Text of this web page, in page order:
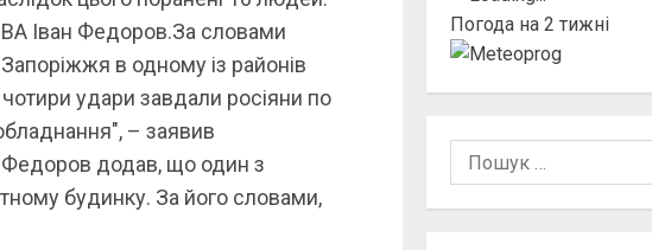
Іван Федоров.За словами
в одному із районів
удари завдали росіяни по
– заявив
додав, що один з
будинку. За його словами,
Погода на 2 тижні
Пошук: